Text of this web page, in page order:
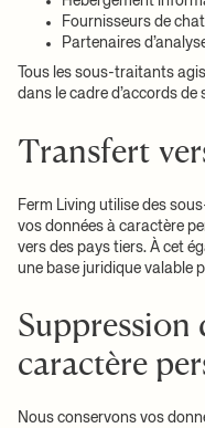
Fournisseurs de
Partenaires
Tous les sous-traitants
dans le cadre d’accords
Transfert
Ferm Living utilise des
vos données à caractère
vers des pays tiers. À cet
une base juridique valable
Suppression
caractère
Nous conservons vos